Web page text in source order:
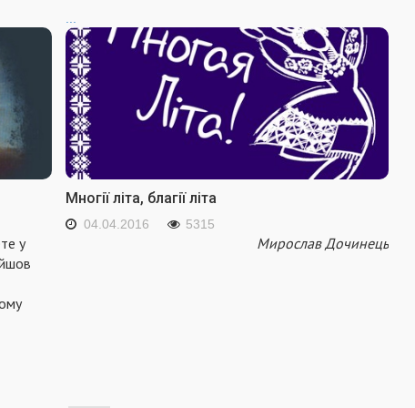
у
Многії літа, благії літа
04.04.2016 5315
Мирослав Дочинець